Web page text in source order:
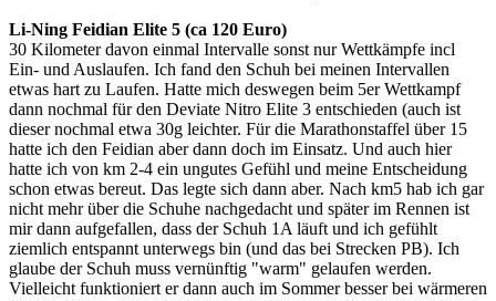
Li-Ning Feidian Elite 5 (ca 120 Euro)
30 Kilometer davon einmal Intervalle sonst nur Wettkämpfe incl
Ein- und Auslaufen. Ich fand den Schuh bei meinen Intervallen
etwas hart zu Laufen. Hatte mich deswegen beim 5er Wettkampf
dann nochmal für den Deviate Nitro Elite 3 entschieden (auch ist
dieser nochmal etwa 30g leichter. Für die Marathonstaffel über 15
hatte ich den Feidian aber dann doch im Einsatz. Und auch hier
hatte ich von km 2-4 ein ungutes Gefühl und meine Entscheidung
schon etwas bereut. Das legte sich dann aber. Nach km5 hab ich gar
nicht mehr über die Schuhe nachgedacht und später im Rennen ist
mir dann aufgefallen, dass der Schuh 1A läuft und ich gefühlt
ziemlich entspannt unterwegs bin (und das bei Strecken PB). Ich
glaube der Schuh muss vernünftig "warm" gelaufen werden.
Vielleicht funktioniert er dann auch im Sommer besser bei wärmeren